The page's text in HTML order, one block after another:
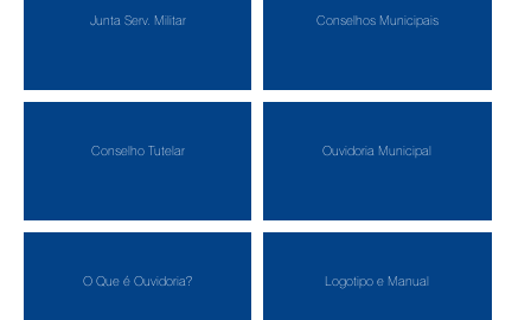
Junta Serv. Militar Conselhos Municipais
Conselho Tutelar Ouvidoria Municipal
O Que é Ouvidoria? Logotipo e Manual